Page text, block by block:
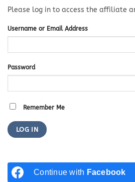
Please log in to access the affiliate
Username or Email Address
Password
Remember Me
Continue with Facebook